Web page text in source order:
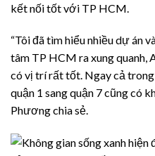
kết nối tốt với TP HCM.
“Tôi đã tìm hiểu nhiều dự án
tâm TP HCM ra xung quanh,
có vị trí rất tốt. Ngay cả
quận 1 sang quận 7 cũng có
Phương chia sẻ.